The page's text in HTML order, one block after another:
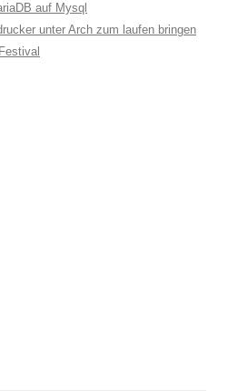
auf Mysql
unter Arch zum laufen bringen